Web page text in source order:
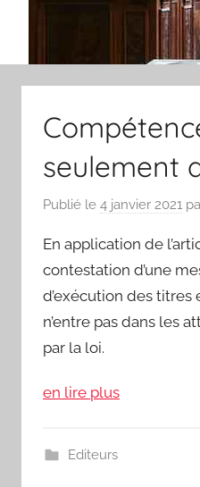
seulement
Publié le 4 janvier 2021
En application de
contestation d’une
d’exécution des
n’entre pas dans les
par la loi.
en lire plus
Editeurs